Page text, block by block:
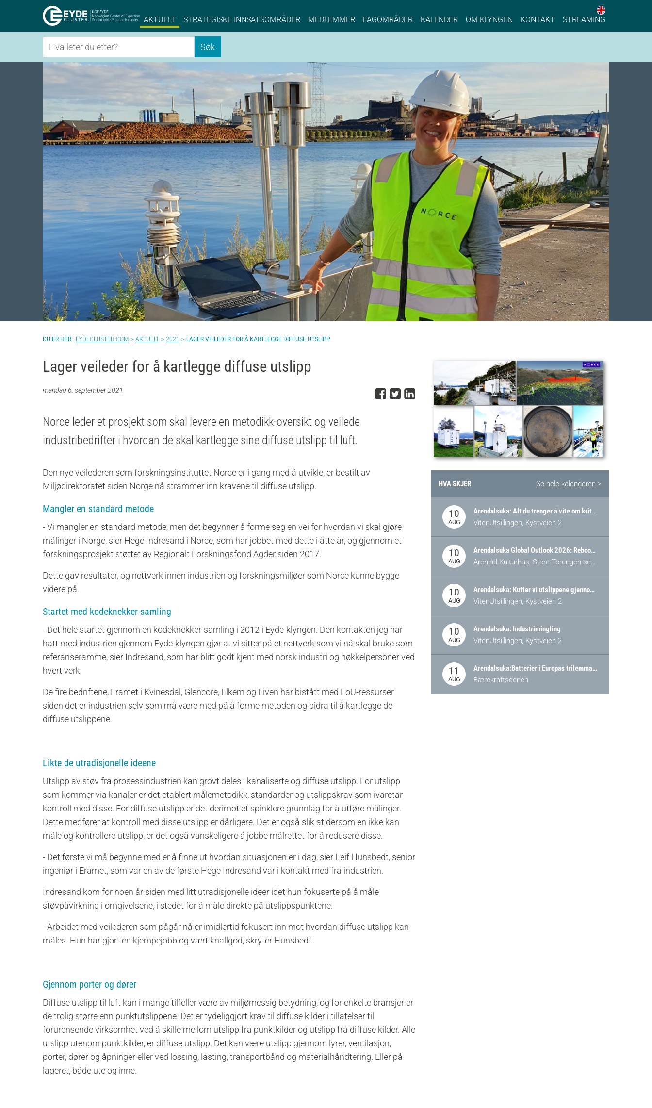
Eyde-Cluster | NCE EYDE, Norwegian Center of Expertise, Sustainable Process Industry
AKTUELT STRATEGISKE INNSATSOMRÅDER MEDLEMMER FAGOMRÅDER KALENDER OM KLYNGEN KONTAKT STREAMING
English
Søk Søk
EYDECLUSTER.COM AKTUELT 2021 LAGER VEILEDER FOR Å KARTLEGGE DIFFUSE UTSLIPP
Lager veileder for å kartlegge diffuse utslipp
mandag 6. september 2021 Del på Facebook
Del på Twitter
Del på LinkedIn
Norce leder et prosjekt som skal levere en metodikk-oversikt og veilede
industribedrifter i hvordan de skal kartlegge sine diffuse utslipp til luft.
Den nye veilederen som forskningsinstituttet Norce er i gang med å utvikle, er bestilt av
Miljødirektoratet siden Norge nå strammer inn kravene til diffuse utslipp.
Mangler en standard metode
- Vi mangler en standard metode, men det begynner å forme seg en vei for hvordan vi skal gjøre
målinger i Norge, sier Hege Indresand i Norce, som har jobbet med dette i åtte år, og gjennom et
forskningsprosjekt støttet av Regionalt Forskningsfond Agder siden 2017.
Dette gav resultater, og nettverk innen industrien og forskningsmiljøer som Norce kunne bygge
videre på.
Startet med kodeknekker-samling
- Det hele startet gjennom en kodeknekker-samling i 2012 i Eyde-klyngen. Den kontakten jeg har
hatt med industrien gjennom Eyde-klyngen gjør at vi sitter på et nettverk som vi nå skal bruke som
referanseramme, sier Indresand, som har blitt godt kjent med norsk industri og nøkkelpersoner ved
hvert verk.
De fire bedriftene, Eramet i Kvinesdal, Glencore, Elkem og Fiven har bistått med FoU-ressurser
siden det er industrien selv som må være med på å forme metoden og bidra til å kartlegge de
diffuse utslippene.
Likte de utradisjonelle ideene
Utslipp av støv fra prosessindustrien kan grovt deles i kanaliserte og diffuse utslipp. For utslipp
som kommer via kanaler er det etablert målemetodikk, standarder og utslippskrav som ivaretar
kontroll med disse. For diffuse utslipp er det derimot et spinklere grunnlag for å utføre målinger.
Dette medfører at kontroll med disse utslipp er dårligere. Det er også slik at dersom en ikke kan
måle og kontrollere utslipp, er det også vanskeligere å jobbe målrettet for å redusere disse.
- Det første vi må begynne med er å finne ut hvordan situasjonen er i dag, sier Leif Hunsbedt, senior
ingeniør i Eramet, som var en av de første Hege Indresand var i kontakt med fra industrien.
Indresand kom for noen år siden med litt utradisjonelle ideer idet hun fokuserte på å måle
støvpåvirkning i omgivelsene, i stedet for å måle direkte på utslippspunktene.
- Arbeidet med veilederen som pågår nå er imidlertid fokusert inn mot hvordan diffuse utslipp kan
måles. Hun har gjort en kjempejobb og vært knallgod, skryter Hunsbedt.
Gjennom porter og dører
Diffuse utslipp til luft kan i mange tilfeller være av miljømessig betydning, og for enkelte bransjer er
de trolig større enn punktutslippene. Det er tydeliggjort krav til diffuse kilder i tillatelser til
forurensende virksomhet ved å skille mellom utslipp fra punktkilder og utslipp fra diffuse kilder. Alle
utslipp utenom punktkilder, er diffuse utslipp. Det kan være utslipp gjennom lyrer, ventilasjon,
porter, dører og åpninger eller ved lossing, lasting, transportbånd og materialhåndtering. Eller på
lageret, både ute og inne.
HVA SKJER Se hele kalenderen >
10
AUG
Arendalsuka: Alt du trenger å vite om kritiske og strategiske verdikjeder i Norge
VitenUtsillingen, Kystveien 2
10
AUG
Arendalsuka Global Outlook 2026: Rebooting Democracy for a New World Order
Arendal Kulturhus, Store Torungen scene
10
AUG
Arendalsuka: Kutter vi utslippene gjennom omstilling – eller tap av industri?
VitenUtsillingen, Kystveien 2
10
AUG
Arendalsuka: Industrimingling
VitenUtsillingen, Kystveien 2
11
AUG
Arendalsuka:Batterier i Europas trilemma: Energisikkerhet, konkurransekraft og bærekraft (Battery Norway-arrangement)
Bærekraftscenen